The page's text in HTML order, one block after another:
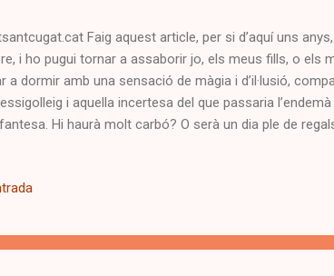
Faig aquest article, per si d’aquí uns
i ho pugui tornar a assaborir jo, els meus fills, o els
a dormir amb una sensació de màgia i d’il·lusió,
i aquella incertesa del que passaria
Hi haurà molt carbó? O serà un dia ple de
anar caminant, feia fred, i el sol no havia sortit, i
el gos, uns joves tornant de festa, i un camió